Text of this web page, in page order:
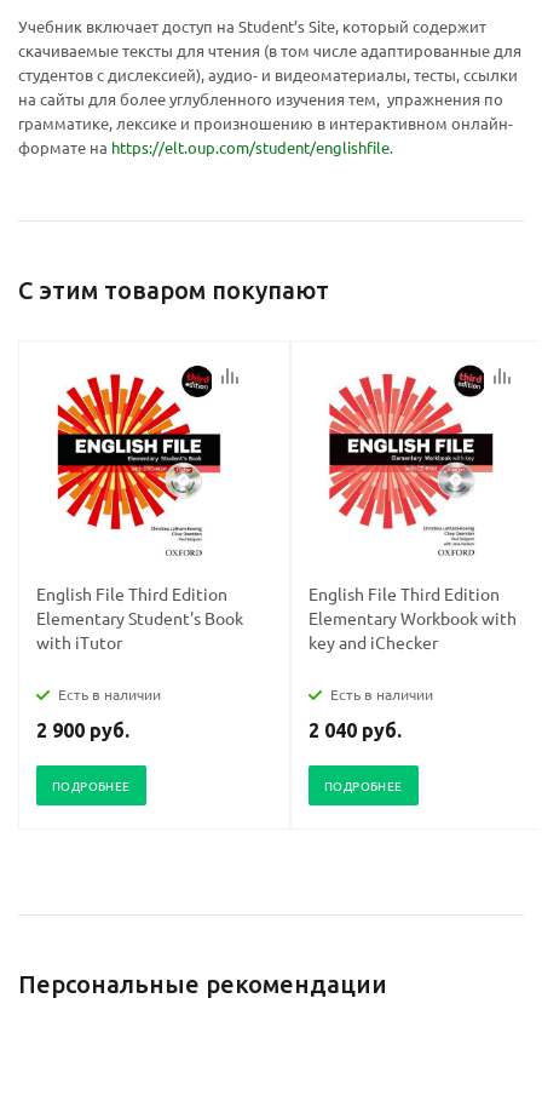
Учебник включает доступ на Student’s Site, который содержит
скачиваемые тексты для чтения (в том числе адаптированные для
студентов с дислексией), аудио- и видеоматериалы, тесты, ссылки
на сайты для более углубленного изучения тем, упражнения по
грамматике, лексике и произношению в интерактивном онлайн-
формате на https://elt.oup.com/student/englishfile.
С этим товаром покупают
English File Third Edition
Elementary Student's Book
with iTutor
Есть в наличии
2 900 руб.
ПОДРОБНЕЕ
English File Third Edition
Elementary Workbook with
key and iChecker
Есть в наличии
2 040 руб.
ПОДРОБНЕЕ
Персональные рекомендации
Ваш E-mail:
конфидициальности
Ваш E-mail:
конфидициальности